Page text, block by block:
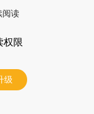
阅读
权限
级